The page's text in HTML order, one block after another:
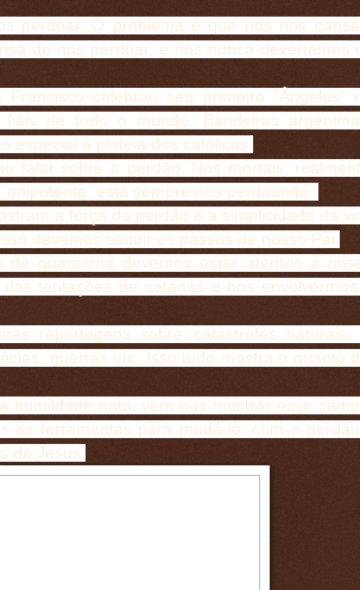
perdoar. O problema é que nós nos
de nos perdoar, e nós nunca deveríamos
celebrou seu primeiro "Ângelus"
de todo o mundo. Bandeiras
especial à plateia dos católicos.
falar sobre o perdão. Nós mortais,
está sempre nos perdoando.
a força do perdão e a simplicidade da
devemos seguir os passos de nosso Pai.
de quaresma devemos estar atentos à
tentações de satanás e nos
reportagens sobre catástrofes naturais,
guerras etc. Isso tudo mostra o quanto
humildade nata, vem nos mostrar esse
as ferramentas para mudá-lo, com o
de Jesus.